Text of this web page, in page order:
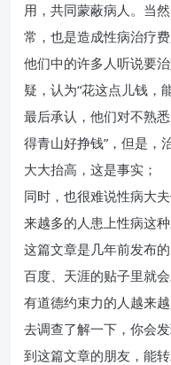
用，共同蒙蔽病人。当
常，也是造成性病治疗费
他们中的许多人听说要
疑，认为“花这点儿钱，
最后承认，他们对不熟
得青山好挣钱”，但是，
大大抬高，这是事实；
同时，也很难说性病大
来越多的人患上性病这种
这篇文章是几年前发布
百度、天涯的贴子里就
有道德约束力的人越来越
去调查了解一下，你会
到这篇文章的朋友，能